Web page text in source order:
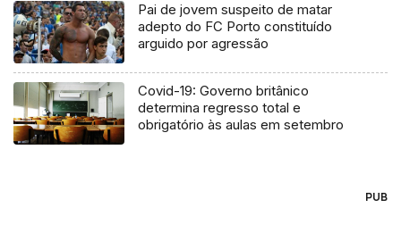
Pai de jovem suspeito de matar
adepto do FC Porto constituído
arguido por agressão
Covid-19: Governo britânico
determina regresso total e
obrigatório às aulas em setembro
PUB